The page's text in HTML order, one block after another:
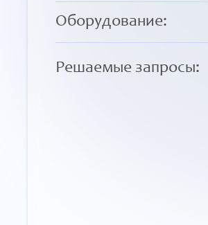
Оборудование:
Решаемые запросы: